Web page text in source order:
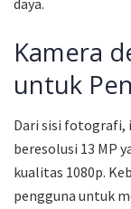
Kamera
untuk
Dari sisi fotografi,
beresolusi 13 MP
kualitas 1080p.
pengguna untuk